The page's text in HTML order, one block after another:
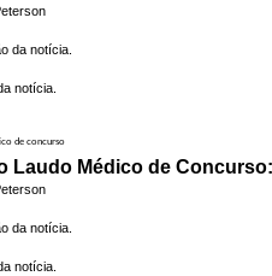
Laudo Médico de